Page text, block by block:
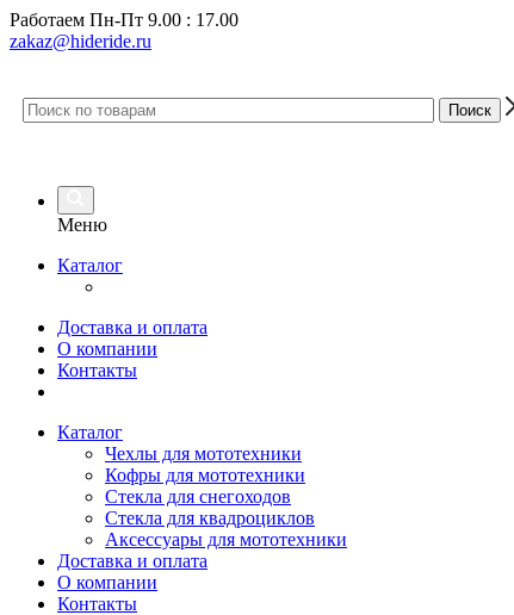
Работаем Пн-Пт 9.00 : 17.00
zakaz@hideride.ru
Меню
Каталог
Доставка и оплата
О компании
Контакты
Каталог
Чехлы для мототехники
Кофры для мототехники
Стекла для снегоходов
Стекла для квадроциклов
Аксессуары для мототехники
Доставка и оплата
О компании
Контакты